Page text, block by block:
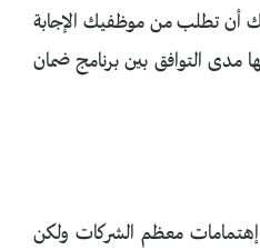
أن تطلب من موظفيك الإجابة
مدى التوافق بين برنامج ضمان
إهتمامات معظم الشركات ولكن